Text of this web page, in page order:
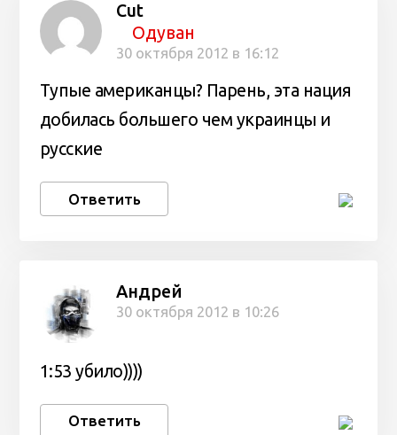
Cut
Одуван
30 октября 2012 в 16:12
Тупые американцы? Парень, эта нация
добилась большего чем украинцы и
русские
Ответить
Андрей
30 октября 2012 в 10:26
1:53 убило))))
Ответить